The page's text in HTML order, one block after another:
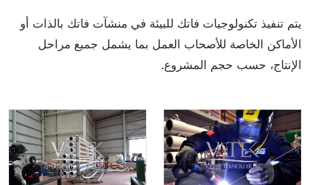
يتم تنفيذ تكنولوجيات فاتك للبيئة في منشآت فاتك بالذات أو
الأماكن الخاصة للأصحاب العمل بما يشمل جميع مراحل
الإنتاج، حسب حجم المشروع.